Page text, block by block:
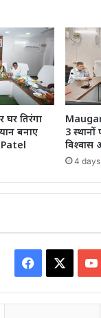
तिरंगा
बनाए
Patel
3
विश्वास
4
Facebook